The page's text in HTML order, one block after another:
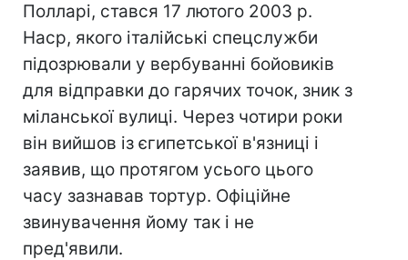
Полларі, стався 17 лютого 2003 р.
Наср, якого італійські спецслужби
підозрювали у вербуванні бойовиків
для відправки до гарячих точок, зник з
міланської вулиці. Через чотири роки
він вийшов із єгипетської в'язниці і
заявив, що протягом усього цього
часу зазнавав тортур. Офіційне
звинувачення йому так і не
пред'явили.